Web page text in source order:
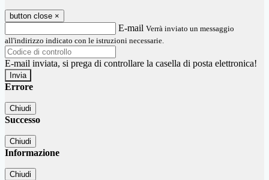
button close ×
E-mail Verrà inviato un messaggio
all'indirizzo indicato con le istruzioni necessarie.
E-mail inviata, si prega di controllare la casella di posta elettronica!
Errore
Chiudi
Successo
Chiudi
Informazione
Chiudi